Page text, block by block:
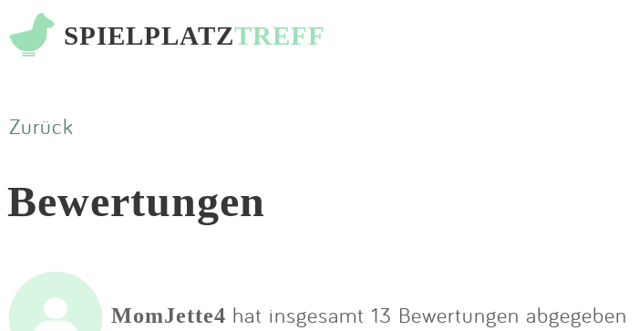
SPIELPLATZTREFF
Partner
Zurück
Bewertungen
MomJette4 hat insgesamt 13 Bewertungen abgegeben